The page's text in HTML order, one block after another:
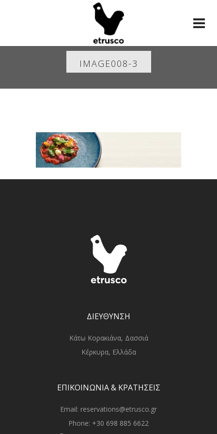
IMAGE008-3
ΔΙΕΥΘΥΝΣΗ
Κάτω Κορακιάνα, Δασσιά
Κέρκυρα, Ελλάδα
ΕΠΙΚΟΙΝΩΝΙΑ & ΚΡΑΤΗΣΕΙΣ
Email: reservations@etrusco.gr
Phone: +30 698 885 6622